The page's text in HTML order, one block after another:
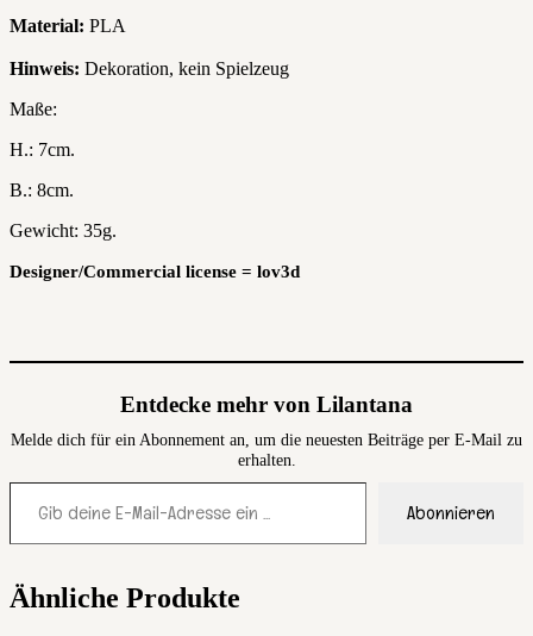
Material: PLA
Hinweis: Dekoration, kein Spielzeug
Maße:
H.: 7cm.
B.: 8cm.
Gewicht: 35g.
Designer/Commercial license = lov3d
Entdecke mehr von Lilantana
Melde dich für ein Abonnement an, um die neuesten Beiträge per E-Mail zu
erhalten.
Gib deine E-Mail-Adresse ein ...
Abonnieren
Ähnliche Produkte